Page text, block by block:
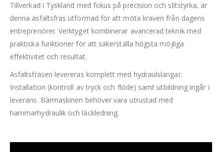
Tillverkad i Tyskland med fokus på precision och slitstyrka, är
denna asfaltsfräs utformad för att möta kraven från dagens
entreprenörer. Verktyget kombinerar avancerad teknik med
praktiska funktioner för att säkerställa högsta möjliga
effektivitet och resultat.
Asfaltsfräsen levereras komplett med hydraulslangar.
Installation (kontroll av tryck och flöde) samt utbildning ingår i
leverans. Bärmaskinen behöver vara utrustad med
hammarhydraulik och läckledning.